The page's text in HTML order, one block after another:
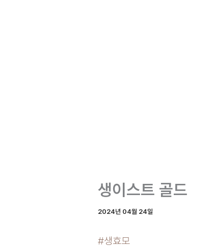
생이스트 골드
2024년 04월 24일
#생효모